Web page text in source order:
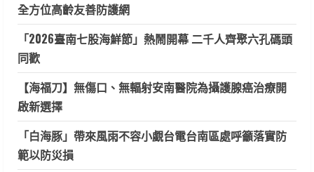
全方位高齡友善防護網
「2026臺南七股海鮮節」熱鬧開幕 二千人齊聚六孔碼頭
同歡
【海福刀】無傷口、無輻射安南醫院為攝護腺癌治療開
啟新選擇
「白海豚」帶來風雨不容小覷台電台南區處呼籲落實防
範以防災損